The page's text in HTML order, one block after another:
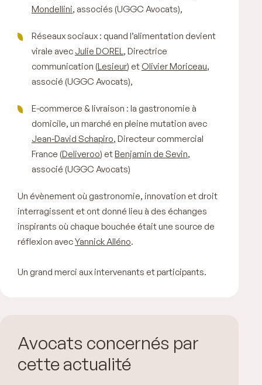
Mondellini, associés (UGGC Avocats),
Réseaux sociaux : quand l’alimentation devient
virale avec Julie DOREL, Directrice
communication (Lesieur) et Olivier Moriceau,
associé (UGGC Avocats),
E-commerce & livraison : la gastronomie à
domicile, un marché en pleine mutation avec
Jean-David Schapiro, Directeur commercial
France (Deliveroo) etBenjamin de Sevin,
associé (UGGC Avocats)
Un évènement où gastronomie, innovation et droit
interragissent et ont donné lieu à des échanges
inspirants où chaque bouchée était une source de
réflexion avecYannick Alléno.
Un grand merci aux intervenants et participants.
Avocats concernés par
cette actualité